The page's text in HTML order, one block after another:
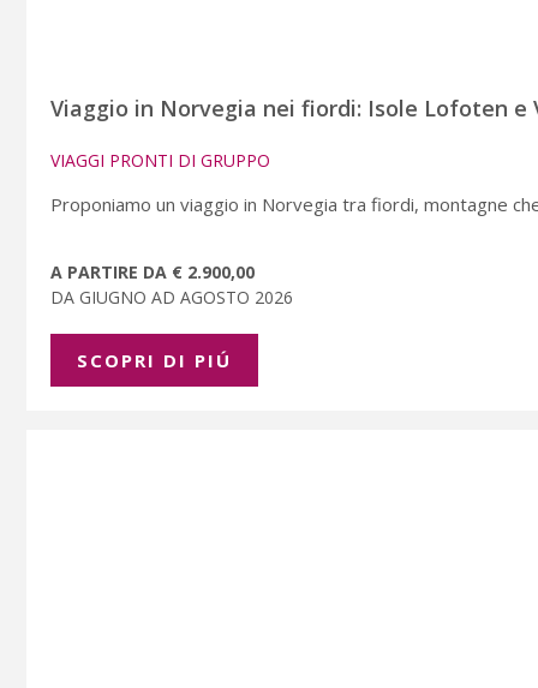
Viaggio in Norvegia nei fiordi: Isole Lofoten e
VIAGGI PRONTI DI GRUPPO
Proponiamo un viaggio in Norvegia tra fiordi, montagne
A PARTIRE DA € 2.900,00
DA GIUGNO AD AGOSTO 2026
SCOPRI DI PIÚ